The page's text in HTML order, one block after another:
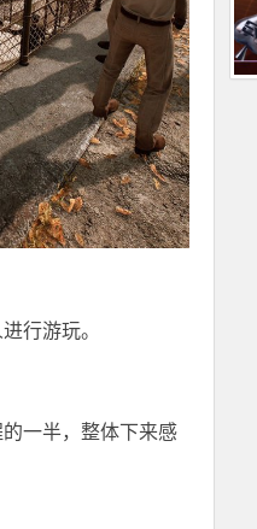
行游玩。
一半，整体下来感